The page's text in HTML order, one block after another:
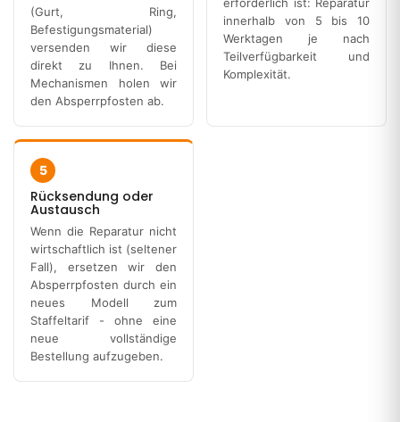
(Gurt, Ring,
Befestigungsmaterial)
versenden wir diese
direkt zu Ihnen. Bei
Mechanismen holen wir
den Absperrpfosten ab.
erforderlich ist: Reparatur
innerhalb von 5 bis 10
Werktagen je nach
Teilverfügbarkeit und
Komplexität.
5
Rücksendung oder
Austausch
Wenn die Reparatur nicht
wirtschaftlich ist (seltener
Fall), ersetzen wir den
Absperrpfosten durch ein
neues Modell zum
Staffeltarif - ohne eine
neue vollständige
Bestellung aufzugeben.